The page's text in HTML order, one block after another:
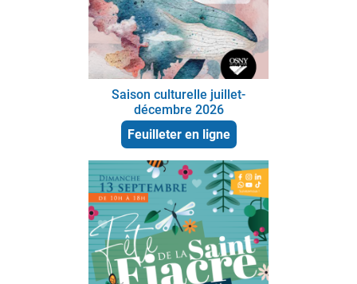
Saison culturelle juillet-
décembre 2026
Feuilleter en ligne